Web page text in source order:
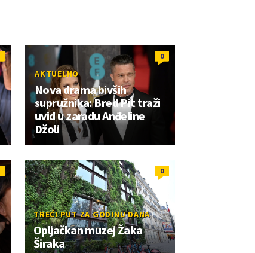
0
AKTUELNO
Nova drama bivših
supružnika: Bred Pit traži
uvid u zaradu Anđeline
Džoli
0
TREĆI PUT ZA GODINU DANA
Opljačkan muzej Žaka
Širaka